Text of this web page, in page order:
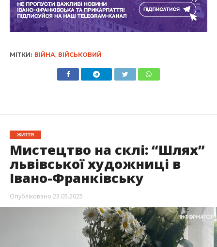
МІТКИ: ВІЙНА ВІЙСЬКОВИЙ
ЖИТТЯ
Мистецтво на склі: “Шлях”
львівської художниці в
Івано-Франківську
Опубліковано 23.05.2025